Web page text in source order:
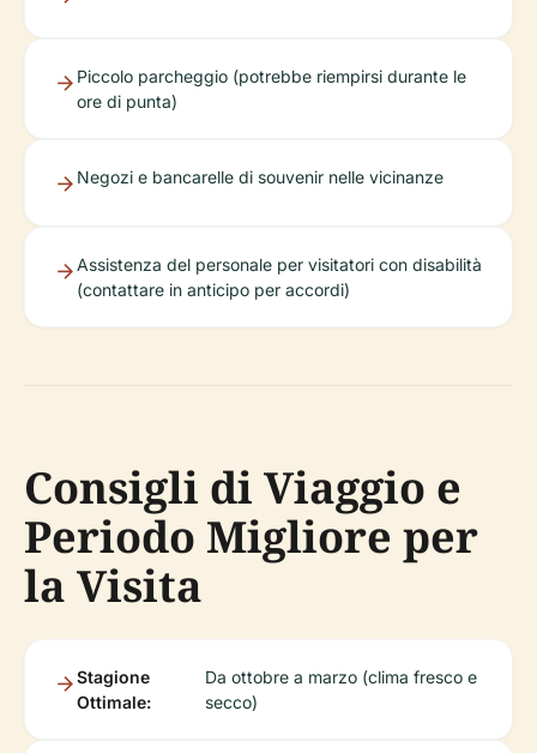
Piccolo parcheggio (potrebbe riempirsi durante le
ore di punta)
Negozi e bancarelle di souvenir nelle vicinanze
Assistenza del personale per visitatori con disabilità
(contattare in anticipo per accordi)
Consigli di Viaggio e
Periodo Migliore per
la Visita
Stagione
Ottimale:
Da ottobre a marzo (clima fresco e
secco)